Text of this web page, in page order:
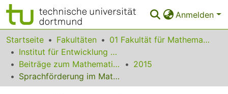
Anmelden
Bereiche & Sammlungen
Das gesamte Repositorium
Statistiken
Startseite Fakultäten
01 Fakultät für Mathematik
Institut für Entwicklung und Erforschung des Mathematikunterrichts
Beiträge zum Mathematikunterricht
2015
Sprachförderung im Mathematikunterricht - Ein Überblick zu vernetzten Entwicklungsforschungsstudien